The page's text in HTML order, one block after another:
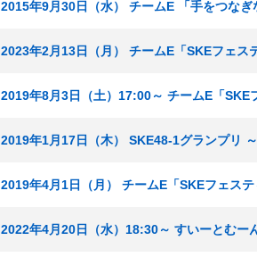
2015年9月30日（水） チームE 「手をつなぎ
2023年2月13日（月） チームE「SKEフェス
2019年8月3日（土）17:00～ チームE「SKE
2019年1月17日（木） SKE48-1グランプリ
2019年4月1日（月） チームE「SKEフェス
2022年4月20日（水）18:30～ すいーとむー